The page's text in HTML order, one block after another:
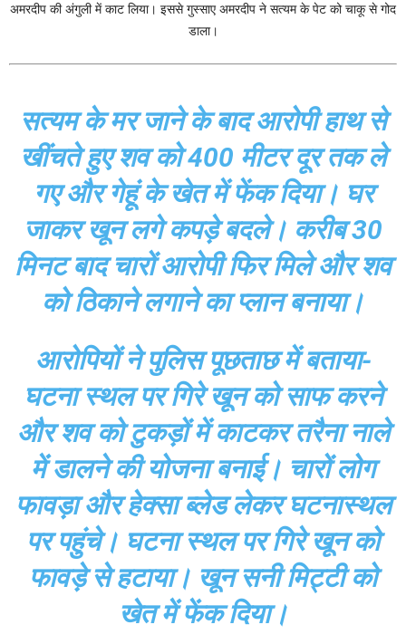
अमरदीप की अंगुली में काट लिया। इससे गुस्साए अमरदीप ने सत्यम के पेट को चाकू से गोद
डाला।
सत्यम के मर जाने के बाद आरोपी हाथ से
खींचते हुए शव को 400 मीटर दूर तक ले
गए और गेहूं के खेत में फेंक दिया। घर
जाकर खून लगे कपड़े बदले। करीब 30
मिनट बाद चारों आरोपी फिर मिले और शव
को ठिकाने लगाने का प्लान बनाया।
आरोपियों ने पुलिस पूछताछ में बताया-
घटना स्थल पर गिरे खून को साफ करने
और शव को टुकड़ों में काटकर तरैना नाले
में डालने की योजना बनाई। चारों लोग
फावड़ा और हेक्सा ब्लेड लेकर घटनास्थल
पर पहुंचे। घटना स्थल पर गिरे खून को
फावड़े से हटाया। खून सनी मिट्टी को
खेत में फेंक दिया।